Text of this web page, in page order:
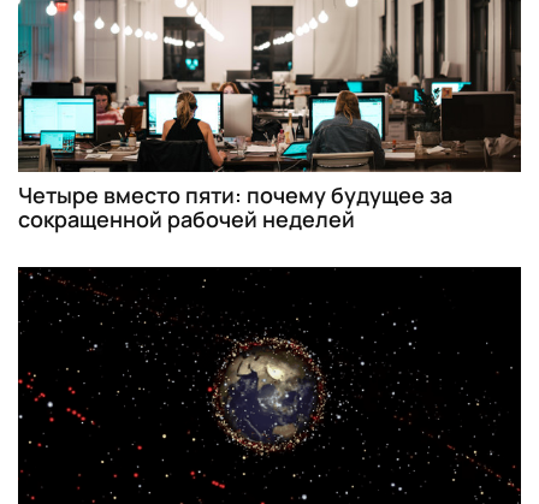
Четыре вместо пяти: почему будущее за
сокращенной рабочей неделей